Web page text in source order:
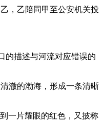
，乙陪同甲至公安机关投
的描述与河流对应错误的
澈的渤海，形成一条清晰
一片耀眼的红色，又披称